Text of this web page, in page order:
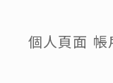
個人頁面 帳